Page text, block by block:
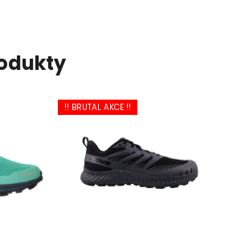
!! BRUTAL AKCE !!